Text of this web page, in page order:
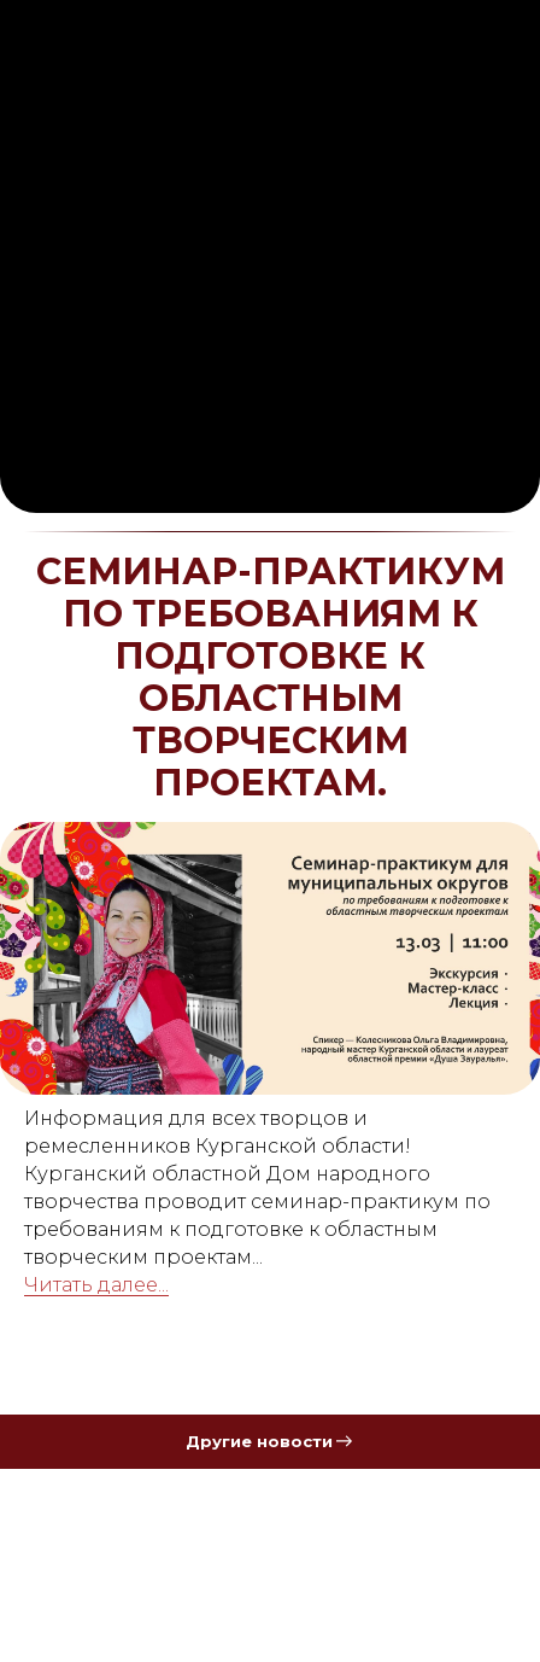
СЕМИНАР-ПРАКТИКУМ
ПО ТРЕБОВАНИЯМ К
ПОДГОТОВКЕ К
ОБЛАСТНЫМ
ТВОРЧЕСКИМ
ПРОЕКТАМ.
Информация для всех творцов и
ремесленников Курганской области!
Курганский областной Дом народного
творчества проводит семинар-практикум по
требованиям к подготовке к областным
творческим проектам...
Читать далее...
Другие новости